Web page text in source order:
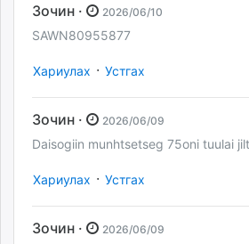
Зочин · 2026/06/10
SAWN80955877
Хариулах · Устгах
Зочин · 2026/06/09
Daisogiin munhtsetseg 75oni tuulai
Хариулах · Устгах
Зочин · 2026/06/09